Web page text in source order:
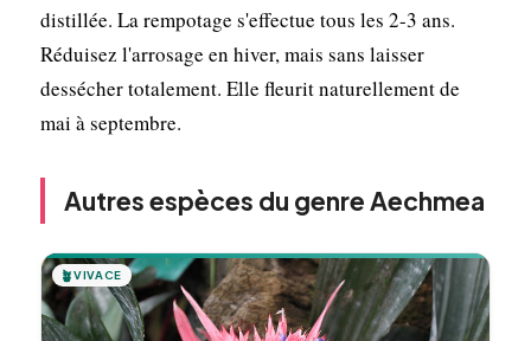
distillée. La rempotage s'effectue tous les 2-3 ans.
Réduisez l'arrosage en hiver, mais sans laisser
dessécher totalement. Elle fleurit naturellement de
mai à septembre.
Autres espèces du genre Aechmea
🪴VIVACE